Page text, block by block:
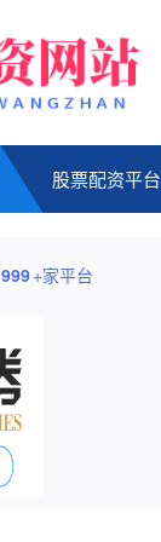
股票配资平台
999+家平台